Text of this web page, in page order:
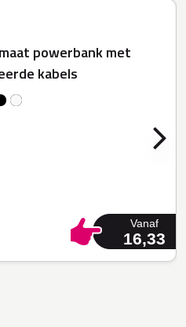
powerbank met
kabels
Vanaf
16,33